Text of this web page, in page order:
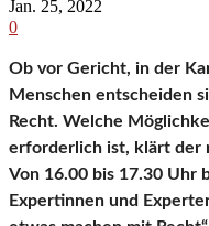
Jan. 25, 2022
0
Ob vor Gericht, in der
Menschen entscheiden
Recht. Welche
erforderlich ist, klärt der
Von 16.00 bis 17.30 Uhr
Expertinnen und